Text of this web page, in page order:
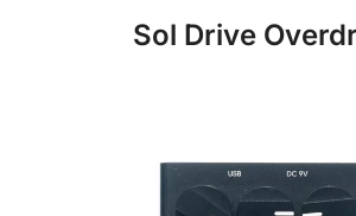
Sol Drive